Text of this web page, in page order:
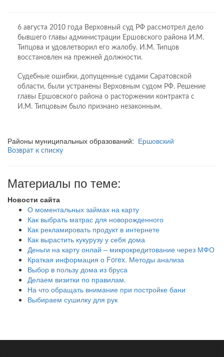
6 августа 2010 года Верховный суд РФ рассмотрел дело
бывшего главы администрации Ершовского района И.М.
Типцова и удовлетворил его жалобу. И.М. Типцов
восстановлен на прежней должности.
Судебные ошибки, допущенные судами Саратовской
области, были устранены Верховным судом РФ. Решение
главы Ершовского района о расторжении контракта с
И.М. Типцовым было признано незаконным.
Районы муниципальных образований: Ершовский
Возврат к списку
Материалы по теме:
Новости сайта
О моментальных займах на карту
Как выбрать матрас для новорожденного
Как рекламировать продукт в интернете
Как вырастить кукурузу у себя дома
Деньги на карту онлай – микрокредитование через МФО
Краткая информация о Forex. Методы анализа
Выбор в пользу дома из бруса
Делаем визитки по правилам.
На что обращать внимание при постройке бани
Выбираем сушилку для рук